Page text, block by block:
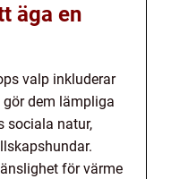
äga en
valp inkluderar
dem lämpliga
sociala natur,
för värme